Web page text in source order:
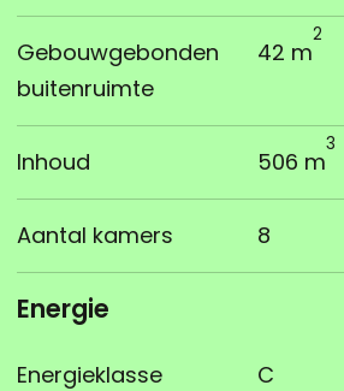
Gebouwgebonden
buitenruimte
42 m
2
Inhoud 506 m
3
Aantal kamers 8
Energie
Energieklasse C